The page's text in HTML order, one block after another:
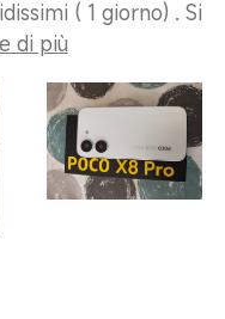
( 1 giorno) . Si
di più